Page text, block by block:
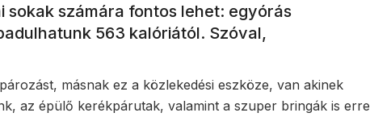
sokak számára fontos lehet: egyórás
563 kalóriától. Szóval,
másnak ez a közlekedési eszköze, van akinek
az épülő kerékpárutak, valamint a szuper bringák is erre